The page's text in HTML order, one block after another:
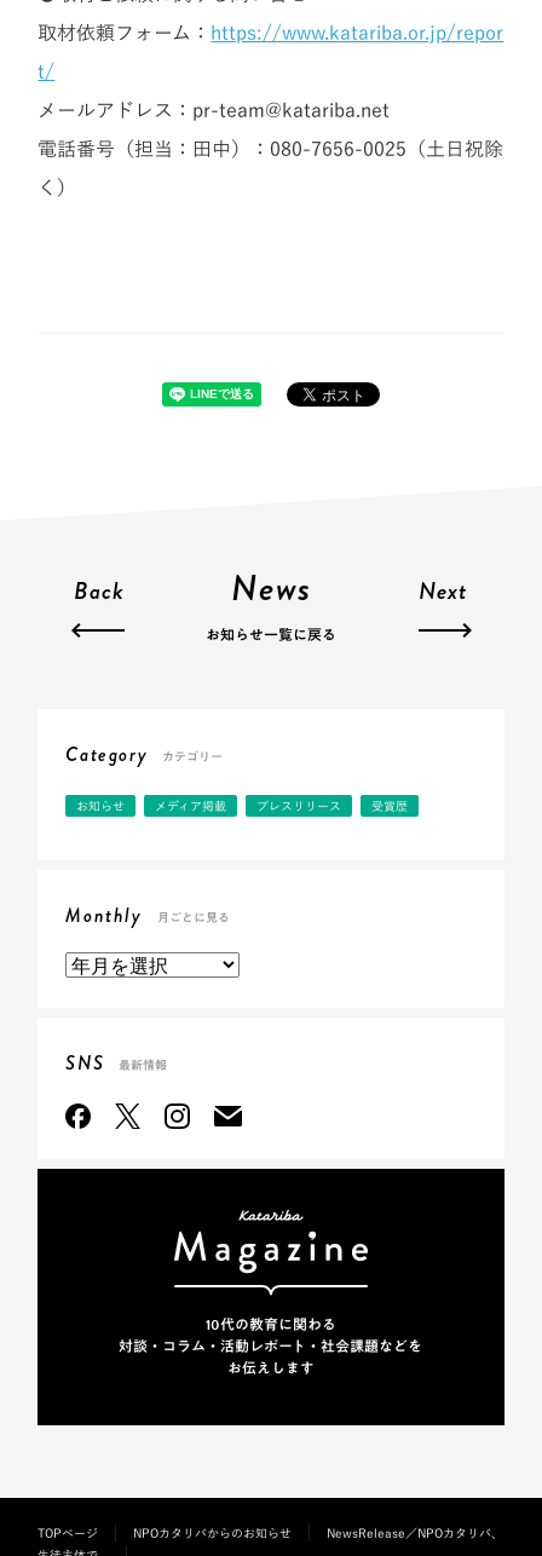
取材依頼フォーム： https://www.katariba.or.jp/repor
t/
メールアドレス：pr-team@katariba.net
電話番号（担当：田中）：080-7656-0025（土日祝除
く）
Back News
お知らせ一覧に戻る
Next
Category カテゴリー
お知らせ メディア掲載 プレスリリース 受賞歴
Monthly 月ごとに見る
SNS 最新情報
10代の教育に関わる
対談・コラム・活動レポート・社会課題などを
お伝えします
TOPページ NPOカタリバからのお知らせ
NewsRelease／NPOカタリバ、